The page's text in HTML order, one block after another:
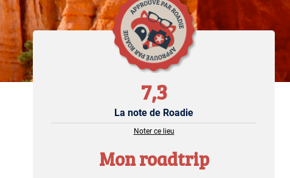
7,3
La note de Roadie
Noter ce lieu
Mon roadtrip